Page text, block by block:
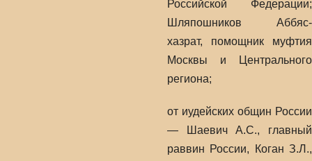
Российской Федерации;
Шляпошников Аббяс-
хазрат, помощник муфтия
Москвы и Центрального
региона;
от иудейских общин России
— Шаевич А.С., главный
раввин России, Коган З.Л.,